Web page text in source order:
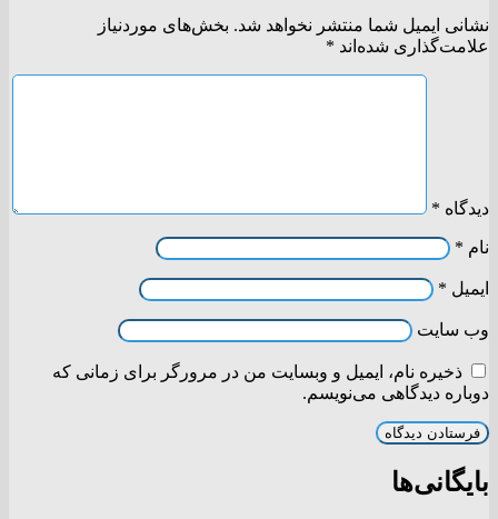
نشانی ایمیل شما منتشر نخواهد شد. بخش‌های موردنیاز
علامت‌گذاری شده‌اند *
دیدگاه *
نام *
ایمیل *
وب‌ سایت
ذخیره نام، ایمیل و وبسایت من در مرورگر برای زمانی که
دوباره دیدگاهی می‌نویسم.
بایگانی‌ها